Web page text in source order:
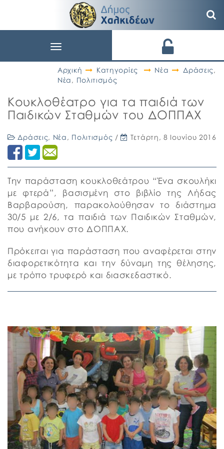
Toggle
Αρχική
Κατηγορίες Νέα Δράσεις,
Νέα , Πολιτισμός
Κουκλοθέατρο για τα παιδιά των
Παιδικών Σταθμών του ΔΟΠΠΑΧ
Δράσεις, Νέα , Πολιτισμός / Τετάρτη, 8 Ιουνίου 2016
Την παράσταση κουκλοθεάτρου “Ένα σκουλήκι
με φτερά”, βασισμένη στο βιβλίο της Λήδας
Βαρβαρούση, παρακολούθησαν το διάστημα
30/5 με 2/6, τα παιδιά των Παιδικών Σταθμών,
που ανήκουν στο ΔΟΠΠΑΧ.
Πρόκειται για παράσταση που αναφέρεται στην
διαφορετικότητα και την δύναμη της θέλησης,
με τρόπο τρυφερό και διασκεδαστικό.